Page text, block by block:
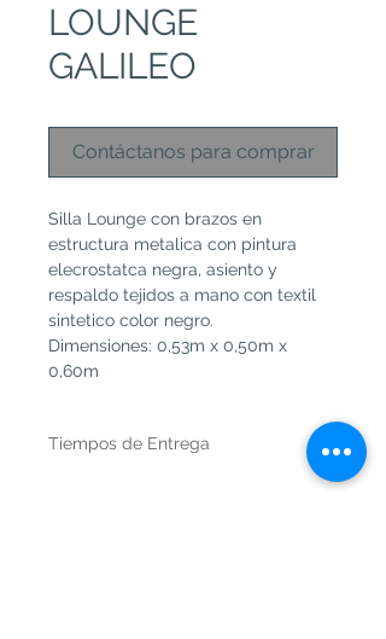
LOUNGE
GALILEO
Contáctanos para comprar
Silla Lounge con brazos en
estructura metalica con pintura
elecrostatca negra, asiento y
respaldo tejidos a mano con textil
sintetico color negro.
Dimensiones: 0,53m x 0,50m x
0,60m
Tiempos de Entrega